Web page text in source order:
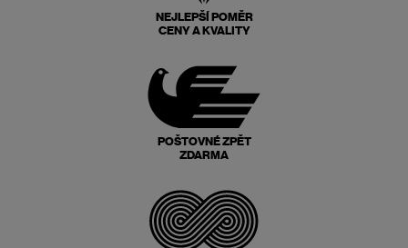
NEJLEPŠÍ POMĚR
CENY A KVALITY
POŠTOVNÉ ZPĚT
ZDARMA